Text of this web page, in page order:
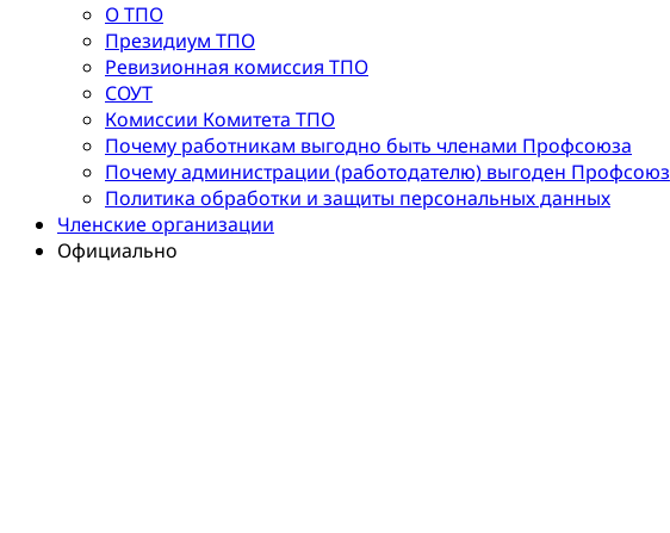
О ТПО
Президиум ТПО
Ревизионная комиссия ТПО
СОУТ
Комиссии Комитета ТПО
Почему работникам выгодно быть членами Профсоюза
Почему администрации (работодателю) выгоден Профсоюз
Политика обработки и защиты персональных данных
Членские организации
Официально